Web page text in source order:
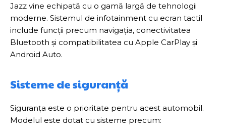
Jazz vine echipată cu o gamă largă de tehnologii
moderne. Sistemul de infotainment cu ecran tactil
include funcții precum navigația, conectivitatea
Bluetooth și compatibilitatea cu Apple CarPlay și
Android Auto.
Sisteme de siguranță
Siguranța este o prioritate pentru acest automobil.
Modelul este dotat cu sisteme precum: